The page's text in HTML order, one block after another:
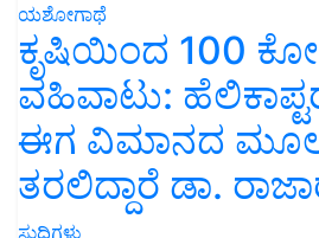
ಯಶೋಗಾಥೆ
ಕೃಷಿಯಿಂದ 100
ವಹಿವಾಟು:
ಈಗ ವಿಮಾನದ ಮೂಲಕ
ತರಲಿದ್ದಾರೆ ಡಾ.
ಸುದ್ದಿಗಳು